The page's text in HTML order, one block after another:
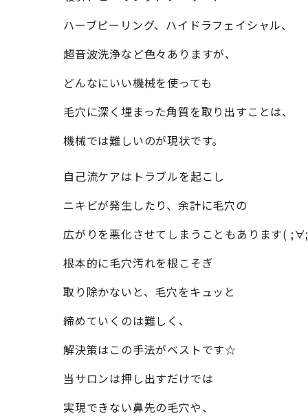
ハーブピーリング、ハイドラフェイシャル、
超音波洗浄など色々ありますが、
どんなにいい機械を使っても
毛穴に深く埋まった角質を取り出すことは、
機械では難しいのが現状です。
自己流ケアはトラブルを起こし
ニキビが発生したり、余計に毛穴の
広がりを悪化させてしまうこともあります(
根本的に毛穴汚れを根こそぎ
取り除かないと、毛穴をキュッと
締めていくのは難しく、
解決策はこの手法がベストです☆
当サロンは押し出すだけでは
実現できない鼻先の毛穴や、